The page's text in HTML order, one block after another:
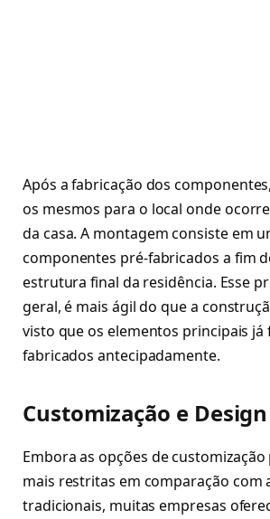
Após a fabricação dos
os mesmos para o local onde
da casa. A montagem consiste em
componentes pré-fabricados a fim
estrutura final da residência. Esse
geral, é mais ágil do que a
visto que os elementos principais já
fabricados antecipadamente.
Customização e Design
Embora as opções de
mais restritas em comparação com
tradicionais, muitas empresas